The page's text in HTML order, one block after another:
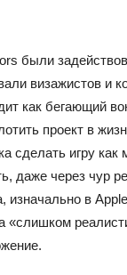
были
визажистов и
как бегающий
проект в
сделать игру как
даже через чур
в
«слишком